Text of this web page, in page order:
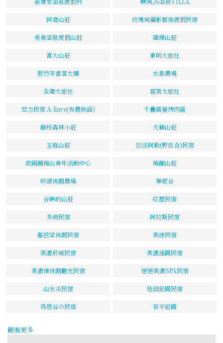
阿婆山莊 玫瑰城攝影藝術渡假民宿
長青溫泉度假山莊 龍樺山莊
富大山莊 東明大旅社
紫竹寺香客大樓 水泉農場
全龍大旅社 碧宮大旅社
亞力民宿 A-liave(布農族語) 千疊露營烤肉區
藤枝森林小莊 天籟山莊
玉庭山莊 拉法阿勒(野百合)民宿
救國團梅山青年活動中心 梅蘭山莊
呼頌休閒農場 寧妮谷
谷映的山莊 紅塵民宿
多納民宿 阿拉斯民宿
都芭望休閒民宿 美綠民宿
美濃菸城民宿 美濃涵園民宿
美濃情休閒觀光民宿 戀戀美濃SPA民宿
山水炎民宿 桂田莊園民宿
得恩谷の民宿 若平莊園
觀看更多